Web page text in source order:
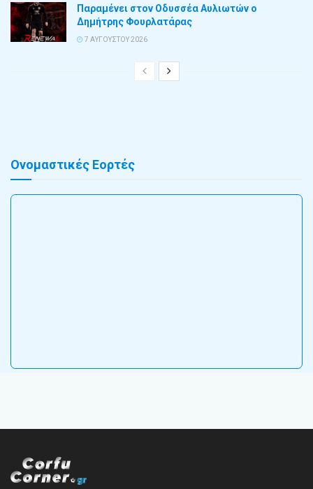
Παραμένει στον Οδυσσέα Αυλιωτών ο
Δημήτρης Φουρλατάρας
7 ΑΥΓΟΎΣΤΟΥ 2026
Ονομαστικές Εορτές